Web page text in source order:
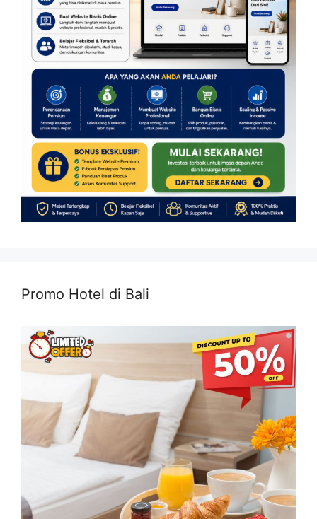
Promo Hotel di Bali